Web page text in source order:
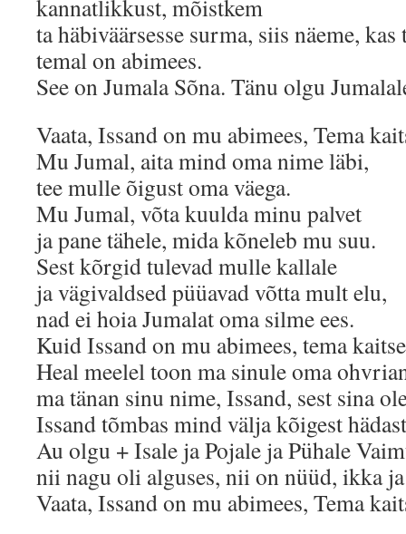
kannatlikkust, mõistkem
ta häbiväärsesse surma, siis näeme,
temal on abimees.
See on Jumala Sõna. Tänu olgu
Vaata, Issand on mu abimees, Tema
Mu Jumal, aita mind oma nime läbi,
tee mulle õigust oma väega.
Mu Jumal, võta kuulda minu palvet
ja pane tähele, mida kõneleb mu suu.
Sest kõrgid tulevad mulle kallale
ja vägivaldsed püüavad võtta mult elu,
nad ei hoia Jumalat oma silme ees.
Kuid Issand on mu abimees, tema
Heal meelel toon ma sinule oma
ma tänan sinu nime, Issand, sest sina
Issand tõmbas mind välja kõigest
Au olgu + Isale ja Pojale ja Pühale
nii nagu oli alguses, nii on nüüd, ikka
Vaata, Issand on mu abimees, Tema